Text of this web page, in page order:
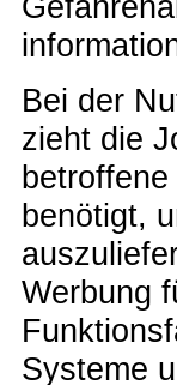
Bei der
zieht die
benötigt,
Werbung
Systeme